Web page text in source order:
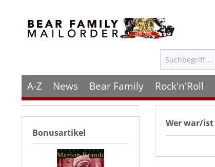
A-Z News Bear Family Rock'n'Roll
Bonusartikel
Wer war/ist